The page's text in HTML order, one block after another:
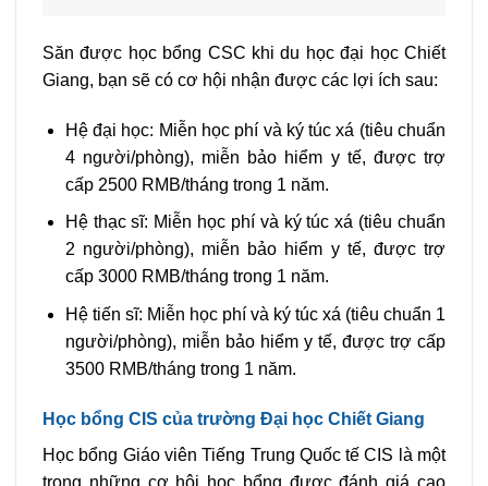
Săn được học bổng CSC khi du học đại học Chiết
Giang, bạn sẽ có cơ hội nhận được các lợi ích sau:
Hệ đại học: Miễn học phí và ký túc xá (tiêu chuẩn
4 người/phòng), miễn bảo hiểm y tế, được trợ
cấp 2500 RMB/tháng trong 1 năm.
Hệ thạc sĩ: Miễn học phí và ký túc xá (tiêu chuẩn
2 người/phòng), miễn bảo hiểm y tế, được trợ
cấp 3000 RMB/tháng trong 1 năm.
Hệ tiến sĩ: Miễn học phí và ký túc xá (tiêu chuẩn 1
người/phòng), miễn bảo hiểm y tế, được trợ cấp
3500 RMB/tháng trong 1 năm.
Học bổng CIS của trường Đại học Chiết Giang
Học bổng Giáo viên Tiếng Trung Quốc tế CIS là một
trong những cơ hội học bổng được đánh giá cao